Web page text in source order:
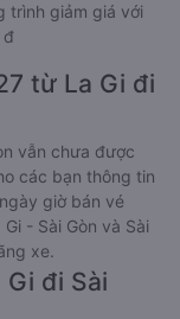
trình giảm giá với
đ
từ La Gi đi
vẫn chưa được
các bạn thông tin
giờ bán vé
- Sài Gòn và Sài
xe.
đi Sài